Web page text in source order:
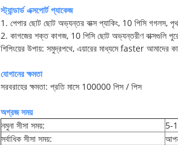
স্ট্যান্ডার্ড এক্সপোর্ট প্যাকেজ
1. পেপার ছোট ছোট অভ্যন্তর বাক্স প্যাকিং, 10 পিসি গগলস,
2. কাগজের শক্ত কাগজ, 10 পিসি ছোট অভ্যন্তরীণ বাক্সগুলি
শিপিংয়ের উপায়: সমুদ্রপথে, এয়ারের মাধ্যমে faster আমাদের
যোগানের ক্ষমতা
সরবরাহের ক্ষমতা: প্রতি মাসে 100000 পিস / পিস
অগ্রজ সময়
নমুনা সীসা সময়:
5-
সর্বাধিক সীসা সময়: